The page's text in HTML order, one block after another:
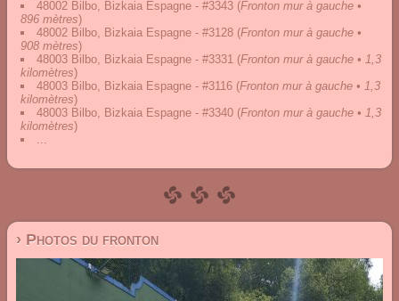
48002 Bilbo, Bizkaia Espagne - #3343 (Fronton mur à gauche •
896 mètres)
48002 Bilbo, Bizkaia Espagne - #3128 (Fronton mur à gauche •
908 mètres)
48003 Bilbo, Bizkaia Espagne - #3331 (Fronton mur à gauche • 1,3
kilomètres)
48003 Bilbo, Bizkaia Espagne - #3116 (Fronton mur à gauche • 1,3
kilomètres)
48003 Bilbo, Bizkaia Espagne - #3340 (Fronton mur à gauche • 1,3
kilomètres)
...
› Photos du fronton